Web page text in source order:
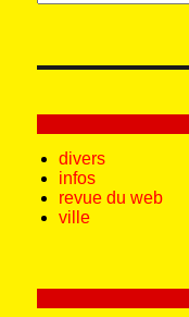
divers
infos
revue du web
ville